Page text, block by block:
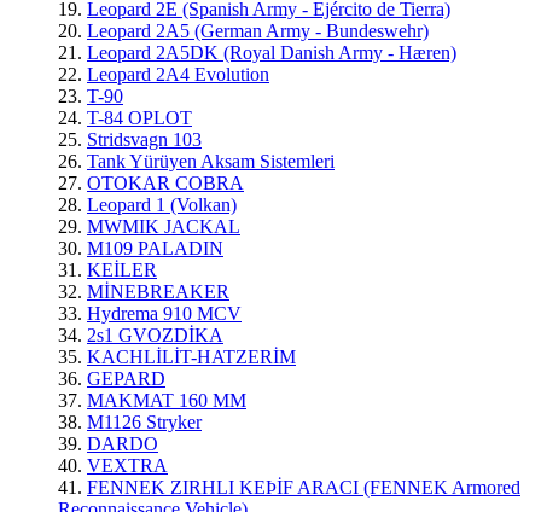
19. Leopard 2E (Spanish Army - Ejército de Tierra)
20. Leopard 2A5 (German Army - Bundeswehr)
21. Leopard 2A5DK (Royal Danish Army - Hæren)
22. Leopard 2A4 Evolution
23. T-90
24. T-84 OPLOT
25. Stridsvagn 103
26. Tank Yürüyen Aksam Sistemleri
27. OTOKAR COBRA
28. Leopard 1 (Volkan)
29. MWMIK JACKAL
30. M109 PALADIN
31. KEİLER
32. MİNEBREAKER
33. Hydrema 910 MCV
34. 2s1 GVOZDİKA
35. KACHLİLİT-HATZERİM
36. GEPARD
37. MAKMAT 160 MM
38. M1126 Stryker
39. DARDO
40. VEXTRA
41. FENNEK ZIRHLI KEÞİF ARACI (FENNEK Armored